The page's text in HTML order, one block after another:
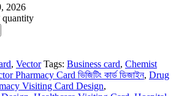
2026
quantity
, Vector Tags: Business card, Chemist
Pharmacy Card ভিজিটিং কার্ড ডিজাইন, Drug
Visiting Card Design,